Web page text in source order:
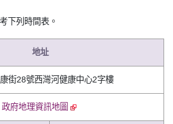
下列時間表。
地址
街28號西灣河健康中心2字樓
政府地理資訊地圖